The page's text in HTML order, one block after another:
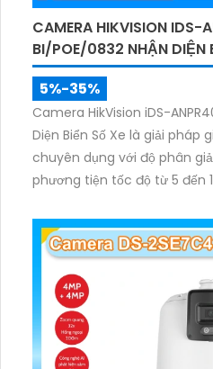
CAMERA HIKVISION IDS-
BI/POE/0832 NHẬN DIỆN
5%-35%
Camera HikVision iDS-
Diện Biển Số Xe là giải pháp
chuyên dụng với độ phân
phương tiện tốc độ từ 5 đến
ảnh rõ nét.